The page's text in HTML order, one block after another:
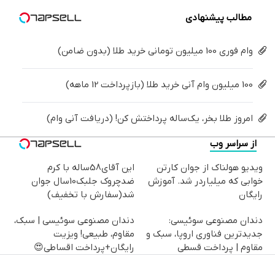
مطالب پیشنهادی
وام فوری 100 میلیون تومانی خرید طلا (بدون ضامن)
100 میلیون وام آنی خرید طلا (بازپرداخت 12 ماهه)
امروز طلا بخر، یک‌ساله پرداختش کن! (دریافت آنی وام)
از سراسر وب
ویدیو هولناک از جوان کارتن
خوابی که میلیاردر شد. آموزش
رایگان
این آقای58ساله با کرم
ضدچروک جلبک10سال جوان
شد(سفارش با تخفیف)
دندان مصنوعی سوئیسی:
جدیدترین فناوری اروپا، سبک و
مقاوم | پرداخت قسطی
دندان مصنوعی سوئیسی | سبک،
مقاوم، طبیعی! ویزیت
رایگان+پرداخت اقساطی😍